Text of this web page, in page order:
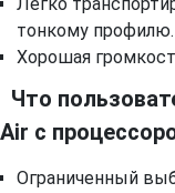
Легко
тонкому профилю.
Хорошая
Что
Air с
Ограниченный